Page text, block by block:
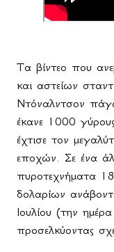
Τα βίντεο που
και αστείων
Ντόναλντσον
έκανε 1000
έχτισε τον
εποχών. Σε ένα
πυροτεχνήματα
δολαρίων
Ιουλίου (την
προσελκύοντας